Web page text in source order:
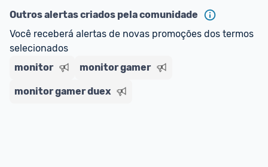
Outros alertas criados pela comunidade
Você receberá alertas de novas promoções dos termos
selecionados
monitor
monitor gamer
monitor gamer duex